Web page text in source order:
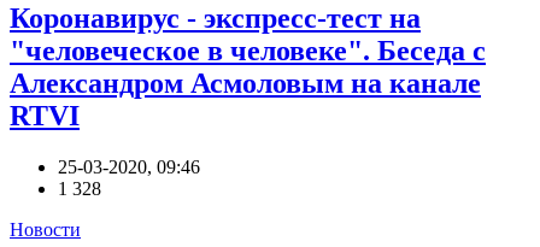
Коронавирус - экспресс-тест на
"человеческое в человеке". Беседа с
Александром Асмоловым на канале
RTVI
25-03-2020, 09:46
1 328
Новости